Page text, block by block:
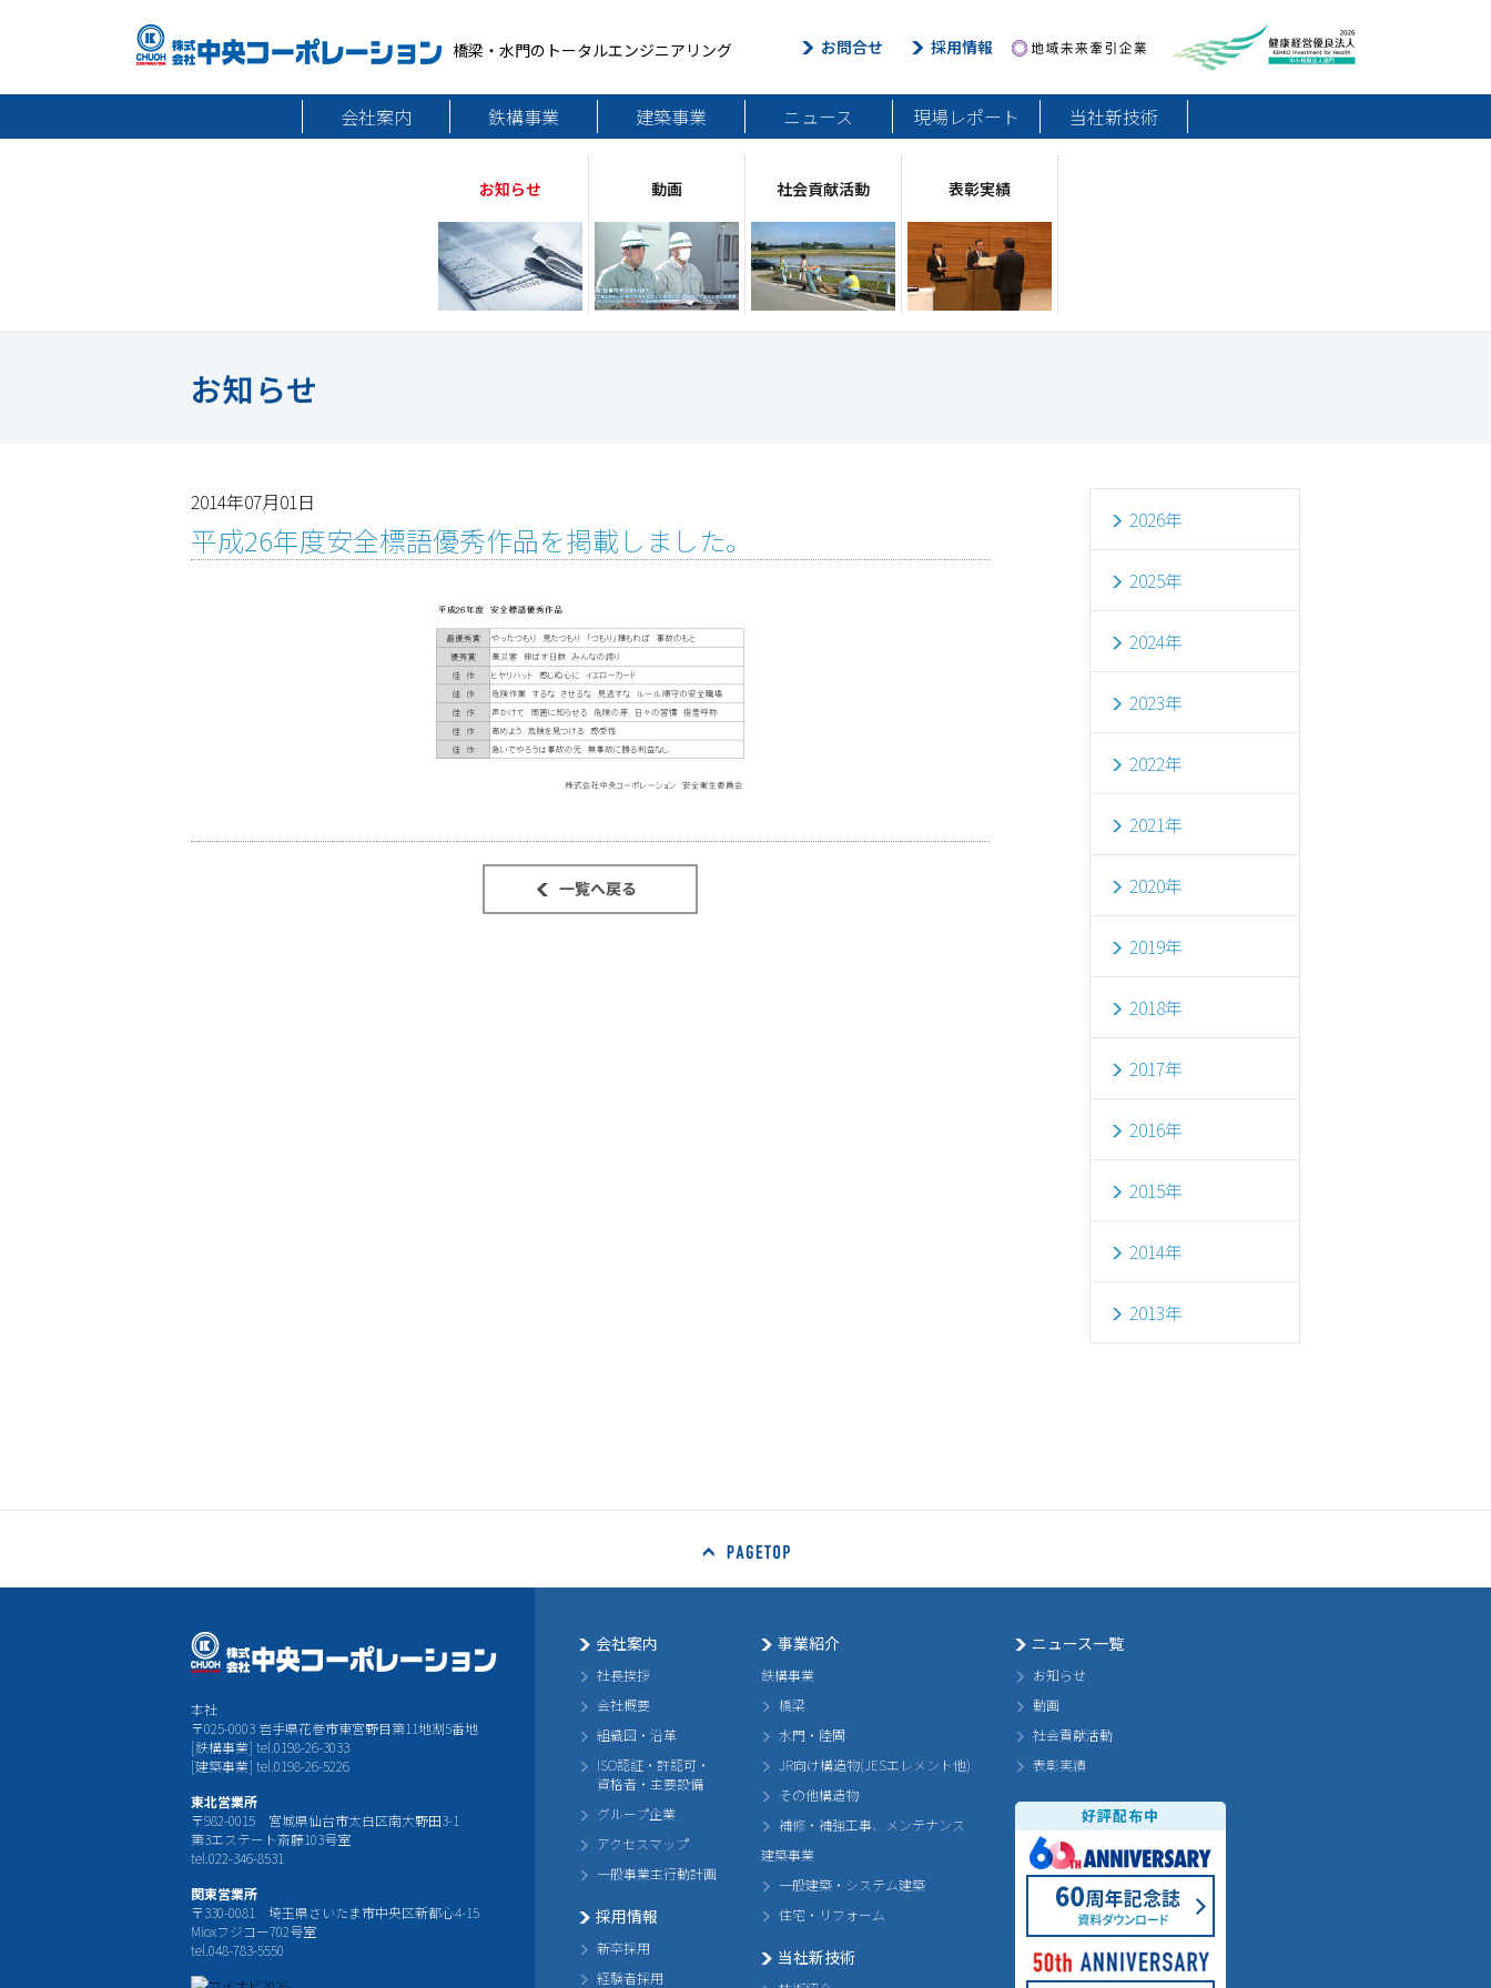
橋梁・水門のトータルエンジニアリング お問合せ 採用情報
会社案内
鉄構事業 建築事業 ニュース 現場レポート 当社新技術
お知らせ 動画 社会貢献活動 表彰実績
お知らせ
2026年
2025年
2024年
2023年
2022年
2021年
2020年
2019年
2018年
2017年
2016年
2015年
2014年
2013年
2014年07月01日
平成26年度安全標語優秀作品を掲載しました。
本社
〒025-0003 岩手県花巻市東宮野目第11地割5番地
[鉄構事業] tel.0198-26-3033
[建築事業] tel.0198-26-5226
東北営業所
〒982-0015 宮城県仙台市太白区南大野田3-1
第3エステート斎藤103号室
tel.022-346-8531
関東営業所
〒330-0081 埼玉県さいたま市中央区新都心4-15
Mioxフジコー702号室
tel.048-783-5550
会社案内
社長挨拶
会社概要
組織図・沿革
ISO認証・許認可・
資格者・主要設備
グループ企業
アクセスマップ
一般事業主行動計画
採用情報
新卒採用
経験者採用
事業紹介
鉄構事業
橋梁
水門・陸閘
JR向け構造物(JESエレメント他)
その他構造物
補修・補強工事、メンテナンス
建築事業
一般建築・システム建築
住宅・リフォーム
当社新技術
ニュース一覧
お知らせ
動画
社会貢献活動
表彰実績
好評配布中
60th Annivarsary
50th Annivarsary